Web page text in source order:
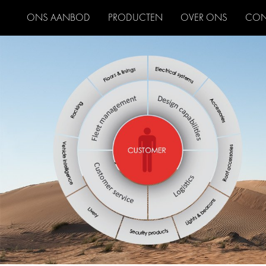
ONS AANBOD PRODUCTEN OVER ONS